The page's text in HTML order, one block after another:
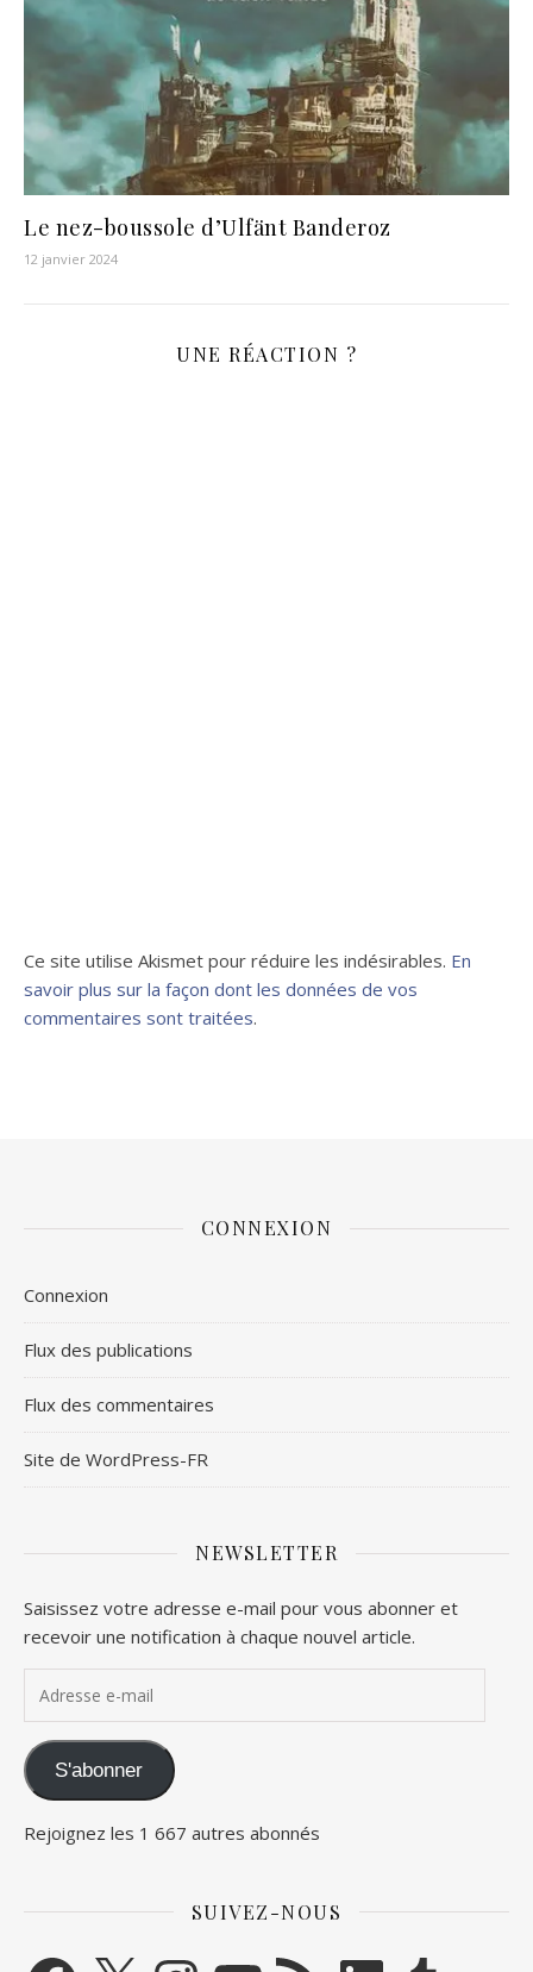
Le nez-boussole d’Ulfänt Banderoz
12 janvier 2024
UNE RÉACTION ?
Ce site utilise Akismet pour réduire les indésirables. En
savoir plus sur la façon dont les données de vos
commentaires sont traitées.
CONNEXION
Connexion
Flux des publications
Flux des commentaires
Site de WordPress-FR
NEWSLETTER
Saisissez votre adresse e-mail pour vous abonner et
recevoir une notification à chaque nouvel article.
S'abonner
Rejoignez les 1 667 autres abonnés
SUIVEZ-NOUS
Facebook
X InstagramYouTubeFlux RSSLinkedIn Tumblr